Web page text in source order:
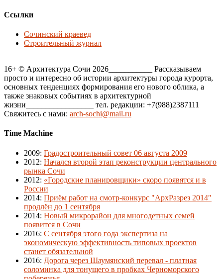
Ссылки
Сочинский краевед
Строительный журнал
16+ © Архитектура Сочи 2026___________ Рассказываем
просто и интересно об истории архитектуры города курорта,
основных тенденциях формирования его нового облика, а
также знаковых событиях в архитектурной
жизни_________________ тел. редакции: +7(988)2387111
Свяжитесь с нами: arch-sochi@mail.ru
Time Machine
2009: Градостроительный совет 06 августа 2009
2012: Начался второй этап реконструкции центрального
рынка Сочи
2012: «Городские планировщики» скоро появятся и в
России
2014: Приём работ на смотр-конкурс "АрхРазрез 2014"
продлён до 1 сентября
2014: Новый микрорайон для многодетных семей
появится в Сочи
2016: С сентября этого года экспертиза на
экономическую эффективность типовых проектов
станет обязательной
2016: Дорога через Шаумянский перевал - платная
соломинка для тонущего в пробках Черноморского